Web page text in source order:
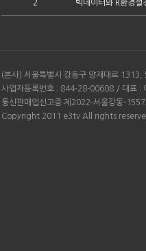
2 빅데이터와 R환경
(본사) 서울특별시 강동구 양재대로
사업자등록번호 : 844-28-00608 / 대표 :
통신판매업신고증 제2022-서울강동-
Copyright 2011 e3tv All rights